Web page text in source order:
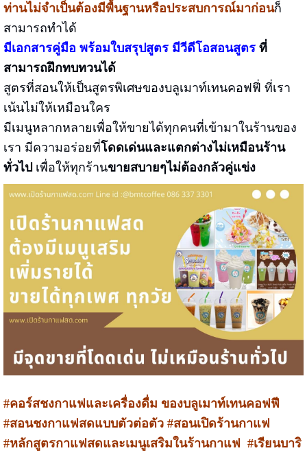
ท่านไม่จำเป็นต้องมีพื้นฐานหรือประสบการณ์มาก่อนก็
สามารถทำได้
มีเอกสารคู่มือ พร้อมใบสรุปสูตร มีวีดีโอสอนสูตรที่
สามารถฝึกทบทวนได้
สูตรที่สอนให้เป็นสูตรพิเศษของบลูเมาท์เทนคอฟฟี่ ที่เรา
เน้นไม่ให้เหมือนใคร
มีเมนูหลากหลายเพื่อให้ขายได้ทุกคนที่เข้ามาในร้านของ
เรา มีความอร่อยที่โดดเด่นและแตกต่างไม่เหมือนร้าน
ทั่วไปเพื่อให้ทุกร้านขายสบายๆไม่ต้องกลัวคู่แข่ง
#คอร์สชงกาแฟและเครื่องดื่ม ของบลูเมาท์เทนคอฟฟี
#สอนชงกาแฟสดแบบตัวต่อตัว #สอนเปิดร้านกาแฟ
#หลักสูตรกาแฟสดและเมนูเสริมในร้านกาแฟ #เรียนบาริ